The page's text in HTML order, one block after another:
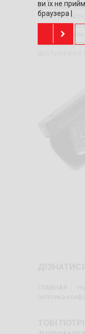
кріплення,
пристрої,
вкладиші для
шкіряні
ви їх не
браузера |